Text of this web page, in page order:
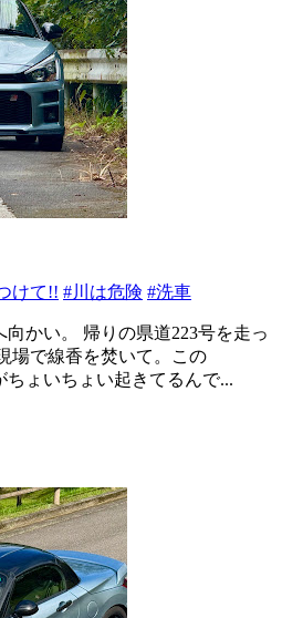
けて!! #川は危険 #洗車
かい。 帰りの県道223号を走っ
場で線香を焚いて。この
ちょいちょい起きてるんで...